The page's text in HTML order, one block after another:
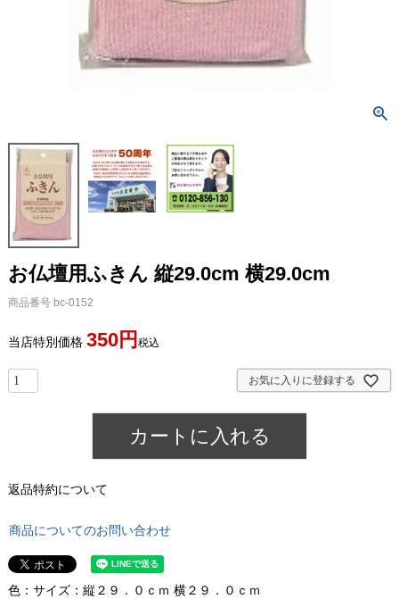
お仏壇用ふきん 縦29.0cm 横29.0cm
商品番号 bc-0152
当店特別価格 350 税込
お気に入りに登録する
カートに入れる
返品特約について
商品についてのお問い合わせ
色：サイズ：縦２９．０ｃｍ 横２９．０ｃｍ